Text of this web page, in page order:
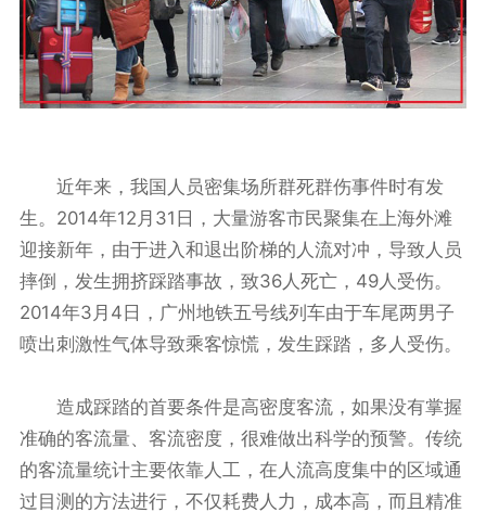
近年来，我国人员密集场所群死群伤事件时有发
生。2014年12月31日，大量游客市民聚集在上海外滩
迎接新年，由于进入和退出阶梯的人流对冲，导致人员
摔倒，发生拥挤踩踏事故，致36人死亡，49人受伤。
2014年3月4日，广州地铁五号线列车由于车尾两男子
喷出刺激性气体导致乘客惊慌，发生踩踏，多人受伤。
造成踩踏的首要条件是高密度客流，如果没有掌握
准确的客流量、客流密度，很难做出科学的预警。传统
的客流量统计主要依靠人工，在人流高度集中的区域通
过目测的方法进行，不仅耗费人力，成本高，而且精准